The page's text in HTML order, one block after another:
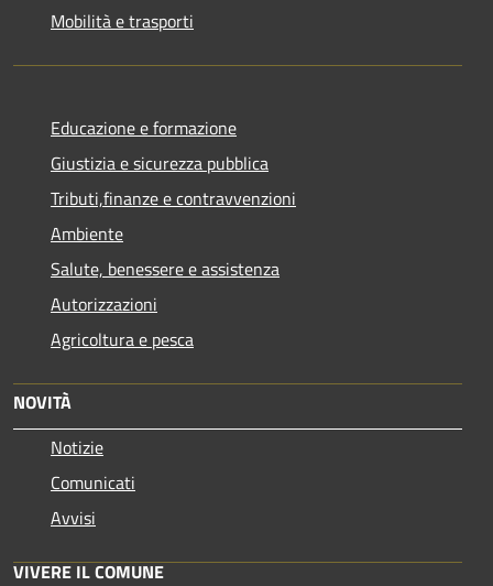
Mobilità e trasporti
Educazione e formazione
Giustizia e sicurezza pubblica
Tributi,finanze e contravvenzioni
Ambiente
Salute, benessere e assistenza
Autorizzazioni
Agricoltura e pesca
NOVITÀ
Notizie
Comunicati
Avvisi
VIVERE IL COMUNE